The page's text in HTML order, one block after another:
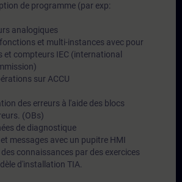
de programme (par exp:
analogiques
et multi-instances avec pour
et compteurs IEC (international
sur ACCU
des erreurs à l'aide des blocs
(OBs)
de diagnostique
messages avec un pupitre HMI
connaissances par des exercices
d'installation TIA.